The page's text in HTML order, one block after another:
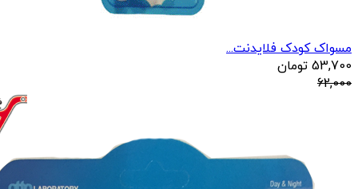
مسواک کودک فلایدنت...
53,700 تومان
62,000